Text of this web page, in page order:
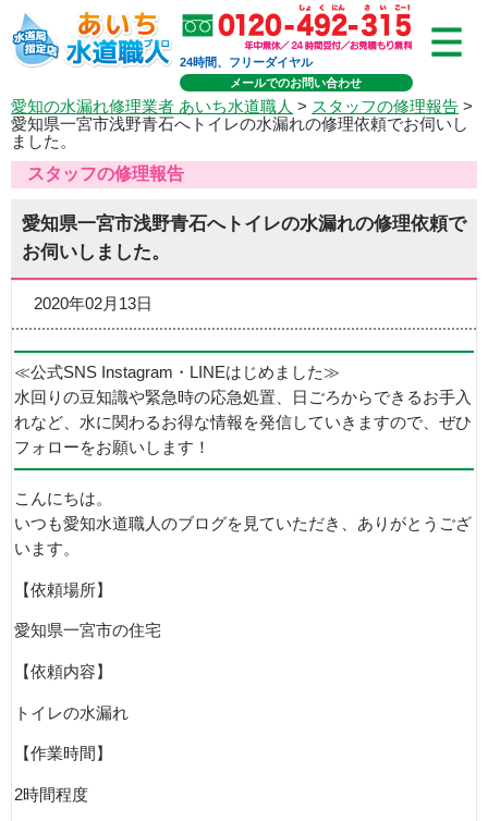
24時間、フリーダイヤル
メールでのお問い合わせ
愛知の水漏れ修理業者 あいち水道職人 > スタッフの修理報告 >
愛知県一宮市浅野青石へトイレの水漏れの修理依頼でお伺いし
ました。
スタッフの修理報告
愛知県一宮市浅野青石へトイレの水漏れの修理依頼で
お伺いしました。
2020年02月13日
≪公式SNS Instagram・LINEはじめました≫
水回りの豆知識や緊急時の応急処置、日ごろからできるお手入
れなど、水に関わるお得な情報を発信していきますので、ぜひ
フォローをお願いします！
こんにちは。
いつも愛知水道職人のブログを見ていただき、ありがとうござ
います。
【依頼場所】
愛知県一宮市の住宅
【依頼内容】
トイレの水漏れ
【作業時間】
2時間程度